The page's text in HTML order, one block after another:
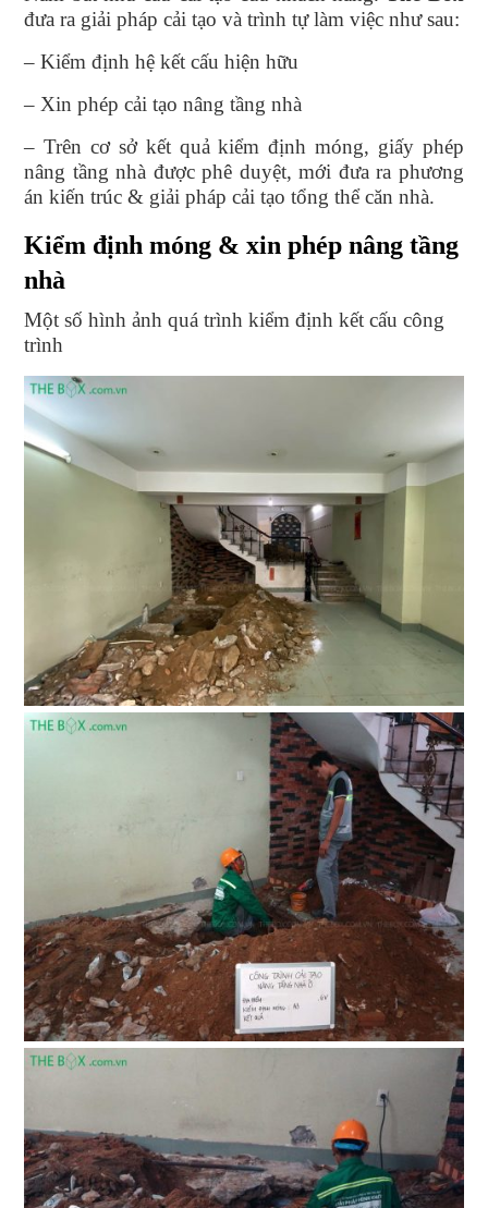
đưa ra giải pháp cải tạo và trình tự làm việc như sau:
– Kiểm định hệ kết cấu hiện hữu
– Xin phép cải tạo nâng tầng nhà
– Trên cơ sở kết quả kiểm định móng, giấy phép
nâng tầng nhà được phê duyệt, mới đưa ra phương
án kiến trúc & giải pháp cải tạo tổng thể căn nhà.
Kiểm định móng & xin phép nâng tầng
nhà
Một số hình ảnh quá trình kiểm định kết cấu công
trình